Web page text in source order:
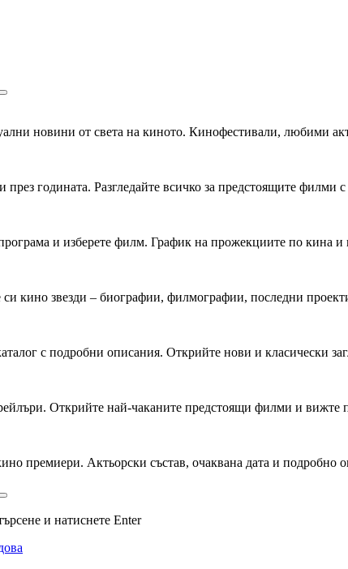
новини от света на киното. Кинофестивали, любими
годината. Разгледайте всичко за предстоящите филми
и изберете филм. График на прожекциите по кина
си кино звезди – биографии, филмографии, последни
с подробни описания. Открийте нови и класически
Открийте най-чаканите предстоящи филми и вижте
премиери. Актьорски състав, очаквана дата и подробно
и натиснете Enter